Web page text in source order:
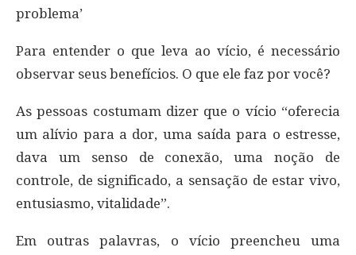
problema’
Para entender o que leva ao vício, é necessário
observar seus benefícios. O que ele faz por você?
As pessoas costumam dizer que o vício “oferecia
um alívio para a dor, uma saída para o estresse,
dava um senso de conexão, uma noção de
controle, de significado, a sensação de estar vivo,
entusiasmo, vitalidade”.
Em outras palavras, o vício preencheu uma